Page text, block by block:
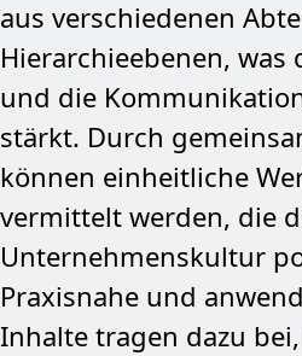
aus verschiedenen
Hierarchieebenen,
und die
stärkt. Durch
können einheitliche
vermittelt werden, die
Unternehmenskultur
Praxisnahe und
Inhalte tragen dazu